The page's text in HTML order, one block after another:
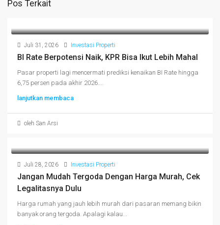
Pos Terkait
Juli 31, 2026 Investasi Properti
BI Rate Berpotensi Naik, KPR Bisa Ikut Lebih Mahal
Pasar properti lagi mencermati prediksi kenaikan BI Rate hingga
6,75 persen pada akhir 2026....
lanjutkan membaca
oleh San Arsi
Juli 28, 2026 Investasi Properti
Jangan Mudah Tergoda Dengan Harga Murah, Cek
Legalitasnya Dulu
Harga rumah yang jauh lebih murah dari pasaran memang bikin
banyak orang tergoda. Apalagi kalau...